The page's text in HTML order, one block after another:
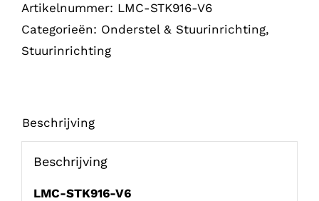
aantal
Artikelnummer: LMC-STK916-V6
Categorieën: Onderstel & Stuurinrichting,
Stuurinrichting
Beschrijving
Beschrijving
LMC-STK916-V6